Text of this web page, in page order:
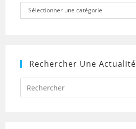
Catégories
Sélectionner une catégorie
Rechercher Une Actualité